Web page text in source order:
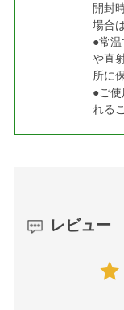
開封
場合
●常
や直
所に
●ご
れる
レビュー